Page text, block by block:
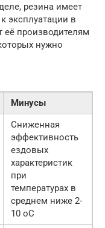
резина имеет
эксплуатации в
её производителям
нужно
Минусы
Сниженная
эффективность
ездовых
характеристик
при
температурах в
среднем ниже 2-
10 oC